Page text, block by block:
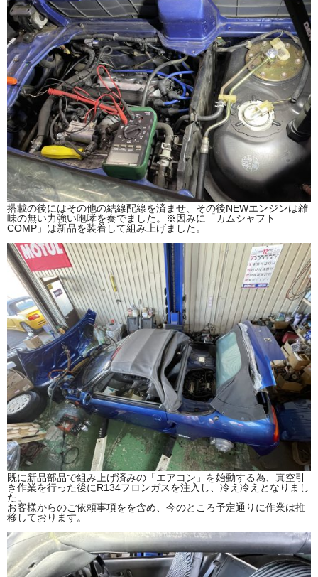
搭載の後にはその他の結線配線を済ませ、その後NEWエンジンは雑
味の無い力強い咆哮を奏でました。※因みに「カムシャフト
COMP」は新品を装着して組み上げました。
既に新品部品で組み上げ済みの「エアコン」を始動する為、真空引
き作業を行った後にR134フロンガスを注入し、冷え冷えとなりまし
た。
お客様からのご依頼事項をを含め、今のところ予定通りに作業は推
移しております。